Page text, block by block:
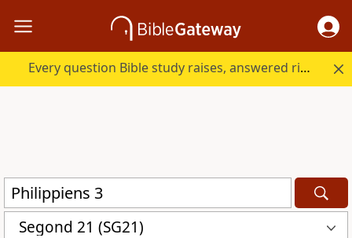
Every question Bible study raises, answered right here.
Segond 21 (SG21)